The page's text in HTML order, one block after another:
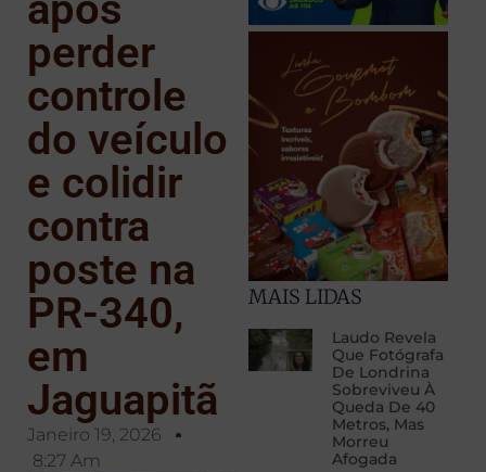
perder
controle
do veículo
e colidir
contra
poste na
PR-340,
em
Jaguapitã
Janeiro 19, 2026
8:27 Am
MAIS LIDAS
Laudo Revela
Que Fotógrafa
De Londrina
Sobreviveu À
Queda De 40
Metros, Mas
Morreu
Afogada